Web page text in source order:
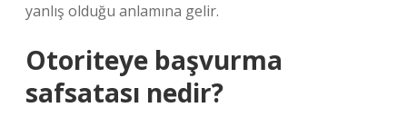
yanlış olduğu anlamına gelir.
Otoriteye başvurma
safsatası nedir?